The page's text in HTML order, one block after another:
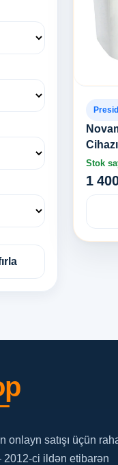
Cihazı
Stok
1
onlayn satışı üçün
2012-ci ildən etibarən